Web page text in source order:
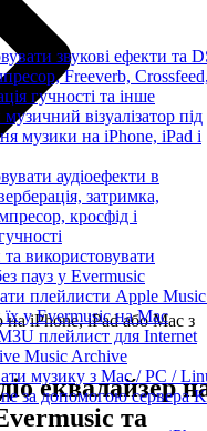
звукові ефекти та
Freeverb,
гучності та інше
візуалізатор під
музики на iPhone, iPad і
аудіоефекти в
затримка,
кросфід і
використовувати
пауз у Evermusic
плейлисти Apple Music
їх у Evermusic на Mac
плейлист для Internet
Music Archive
музику з Mac / PC /
за допомогою сервера
на iPhone, iPad або Mac з
еквалайзер
та